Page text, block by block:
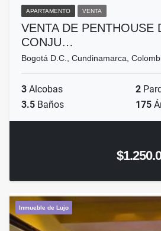
APARTAMENTO VENTA
VENTA DE PENTHOUSE
CONJU…
Bogotá D.C., Cundinamarca,
3 Alcobas 2
3.5 Baños 175
Inmueble de Lujo